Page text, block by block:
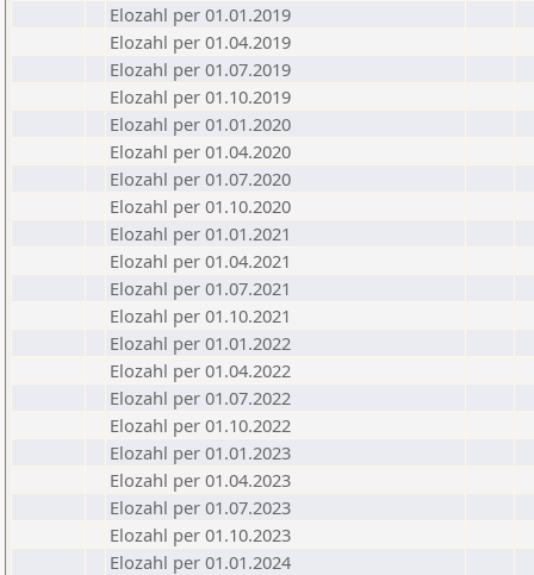
Elozahl per 01.01.2019
Elozahl per 01.04.2019
Elozahl per 01.07.2019
Elozahl per 01.10.2019
Elozahl per 01.01.2020
Elozahl per 01.04.2020
Elozahl per 01.07.2020
Elozahl per 01.10.2020
Elozahl per 01.01.2021
Elozahl per 01.04.2021
Elozahl per 01.07.2021
Elozahl per 01.10.2021
Elozahl per 01.01.2022
Elozahl per 01.04.2022
Elozahl per 01.07.2022
Elozahl per 01.10.2022
Elozahl per 01.01.2023
Elozahl per 01.04.2023
Elozahl per 01.07.2023
Elozahl per 01.10.2023
Elozahl per 01.01.2024